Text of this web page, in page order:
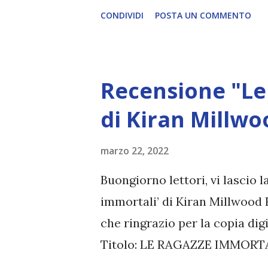
maschera." Il Mago di Oz "Il
a una giovane, né a una
è giusto e ingiusto. È
che intendesse Madame
l'epigramma 'Animali,
pass...
CONDIVIDI POSTA UN COMMENTO
Recensione
di Kiran
marzo 22, 2022
Buongiorno lettori, vi lascio
immortali’ di Kiran Millwood
che ringrazio per la copia
Titolo: LE RAGAZZE